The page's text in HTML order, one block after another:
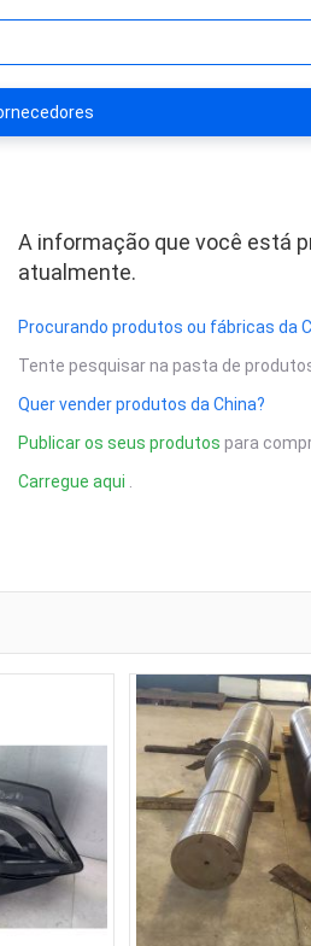
A informação que você está
atualmente.
Procurando produtos ou fábricas da
Tente pesquisar na pasta de
Quer vender produtos da China?
Publicar os seus produtos para
Carregue aqui